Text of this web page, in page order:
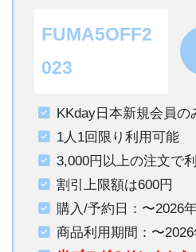
FUMA5OFF2
023
KKday日本新規会員の
1人1回限り利用可能
3,000円以上の注文で
割引上限額は600円
購入/予約日：〜2026
商品利用期間：〜2026